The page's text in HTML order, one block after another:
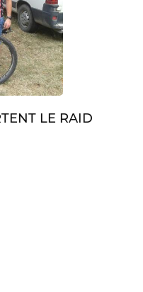
LE RAID